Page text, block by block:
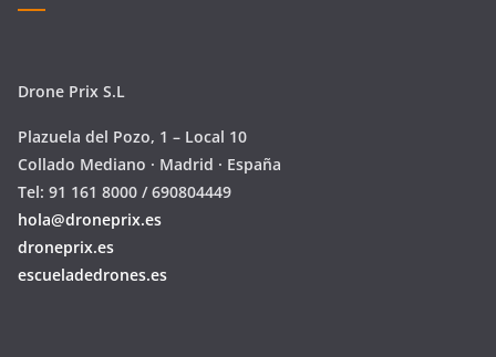
Drone Prix S.L
Plazuela del Pozo, 1 – Local 10
Collado Mediano · Madrid · España
Tel: 91 161 8000 / 690804449
hola@droneprix.es
droneprix.es
escueladedrones.es